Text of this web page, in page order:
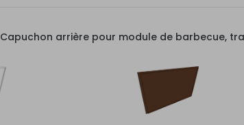
Capuchon arrière pour module de barbecue,